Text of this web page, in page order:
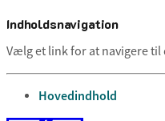
Indholdsnavigation
Vælg et link for at navigere
gå til
Hovedindhold